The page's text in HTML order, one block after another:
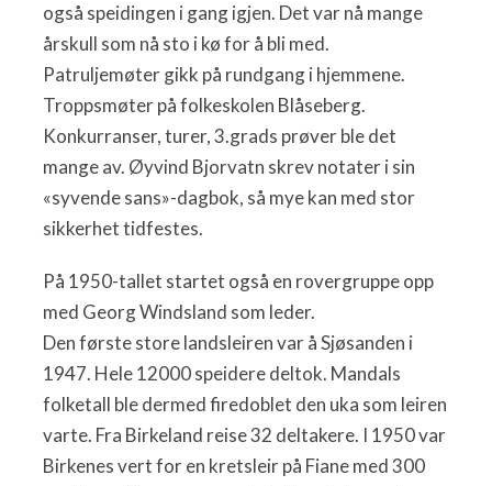
også speidingen i gang igjen. Det var nå mange
årskull som nå sto i kø for å bli med.
Patruljemøter gikk på rundgang i hjemmene.
Troppsmøter på folkeskolen Blåseberg.
Konkurranser, turer, 3.grads prøver ble det
mange av. Øyvind Bjorvatn skrev notater i sin
«syvende sans»-dagbok, så mye kan med stor
sikkerhet tidfestes.
På 1950-tallet startet også en rovergruppe opp
med Georg Windsland som leder.
Den første store landsleiren var å Sjøsanden i
1947. Hele 12000 speidere deltok. Mandals
folketall ble dermed firedoblet den uka som leiren
varte. Fra Birkeland reise 32 deltakere. I 1950 var
Birkenes vert for en kretsleir på Fiane med 300